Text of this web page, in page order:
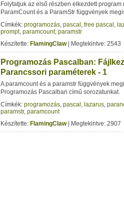
Folytatjuk az első részben elkezdett
ParamCount és a ParamStr függvények
Címkék: programozás, pascal , free pascal ,
prompt, paramcount, paramstr
Készítette: FlamingClaw| Megtekintve: 2543
Programozás Pascalban:
Parancssori paraméterek - 1
A paramcount és a paramstr függvények
Programozás Pascalban című sorozatunkat.
Címkék: programozás, pascal , lazarus,
paramstr, paramcount
Készítette: FlamingClaw| Megtekintve: 2907